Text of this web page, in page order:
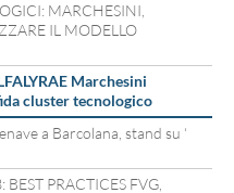
MARCHESINI,
IL MODELLO
Marchesini
cluster tecnologico
a Barcolana, stand su ‘
PRACTICES FVG,